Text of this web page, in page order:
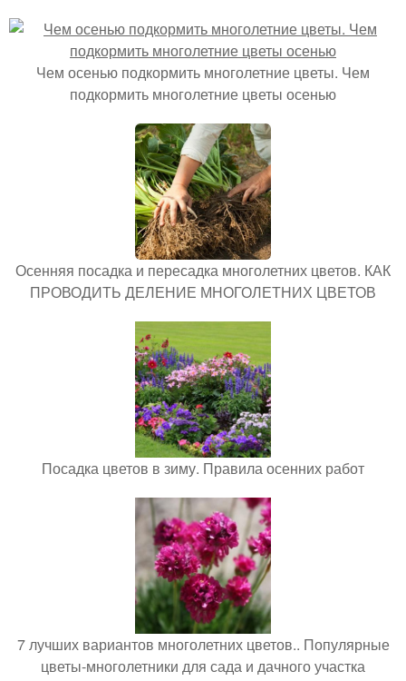
Чем осенью подкормить многолетние цветы. Чем
подкормить многолетние цветы осенью
Осенняя посадка и пересадка многолетних цветов. КАК
ПРОВОДИТЬ ДЕЛЕНИЕ МНОГОЛЕТНИХ ЦВЕТОВ
Посадка цветов в зиму. Правила осенних работ
7 лучших вариантов многолетних цветов.. Популярные
цветы-многолетники для сада и дачного участка